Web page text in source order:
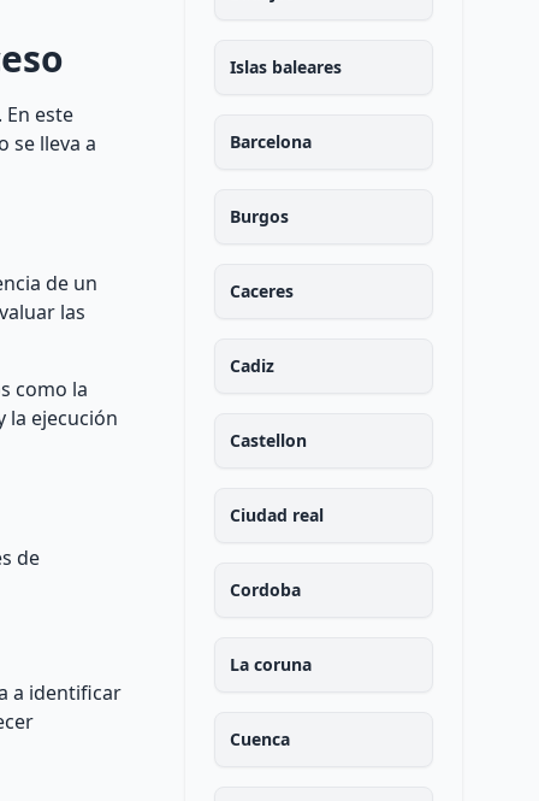
este
se lleva a
de un
las
como la
la ejecución
de
a identificar
Islas baleares
Barcelona
Burgos
Caceres
Cadiz
Castellon
Ciudad real
Cordoba
La coruna
Cuenca